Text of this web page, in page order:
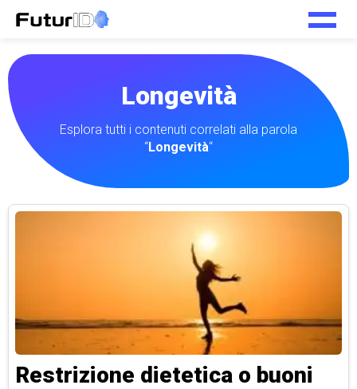
Longevità
Esplora tutti i contenuti correlati alla parola
“Longevità“
Restrizione dietetica o buoni